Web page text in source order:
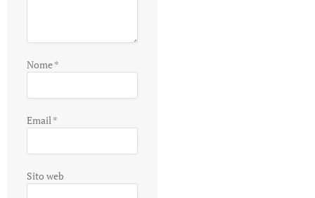
Nome*
Email*
Sito web